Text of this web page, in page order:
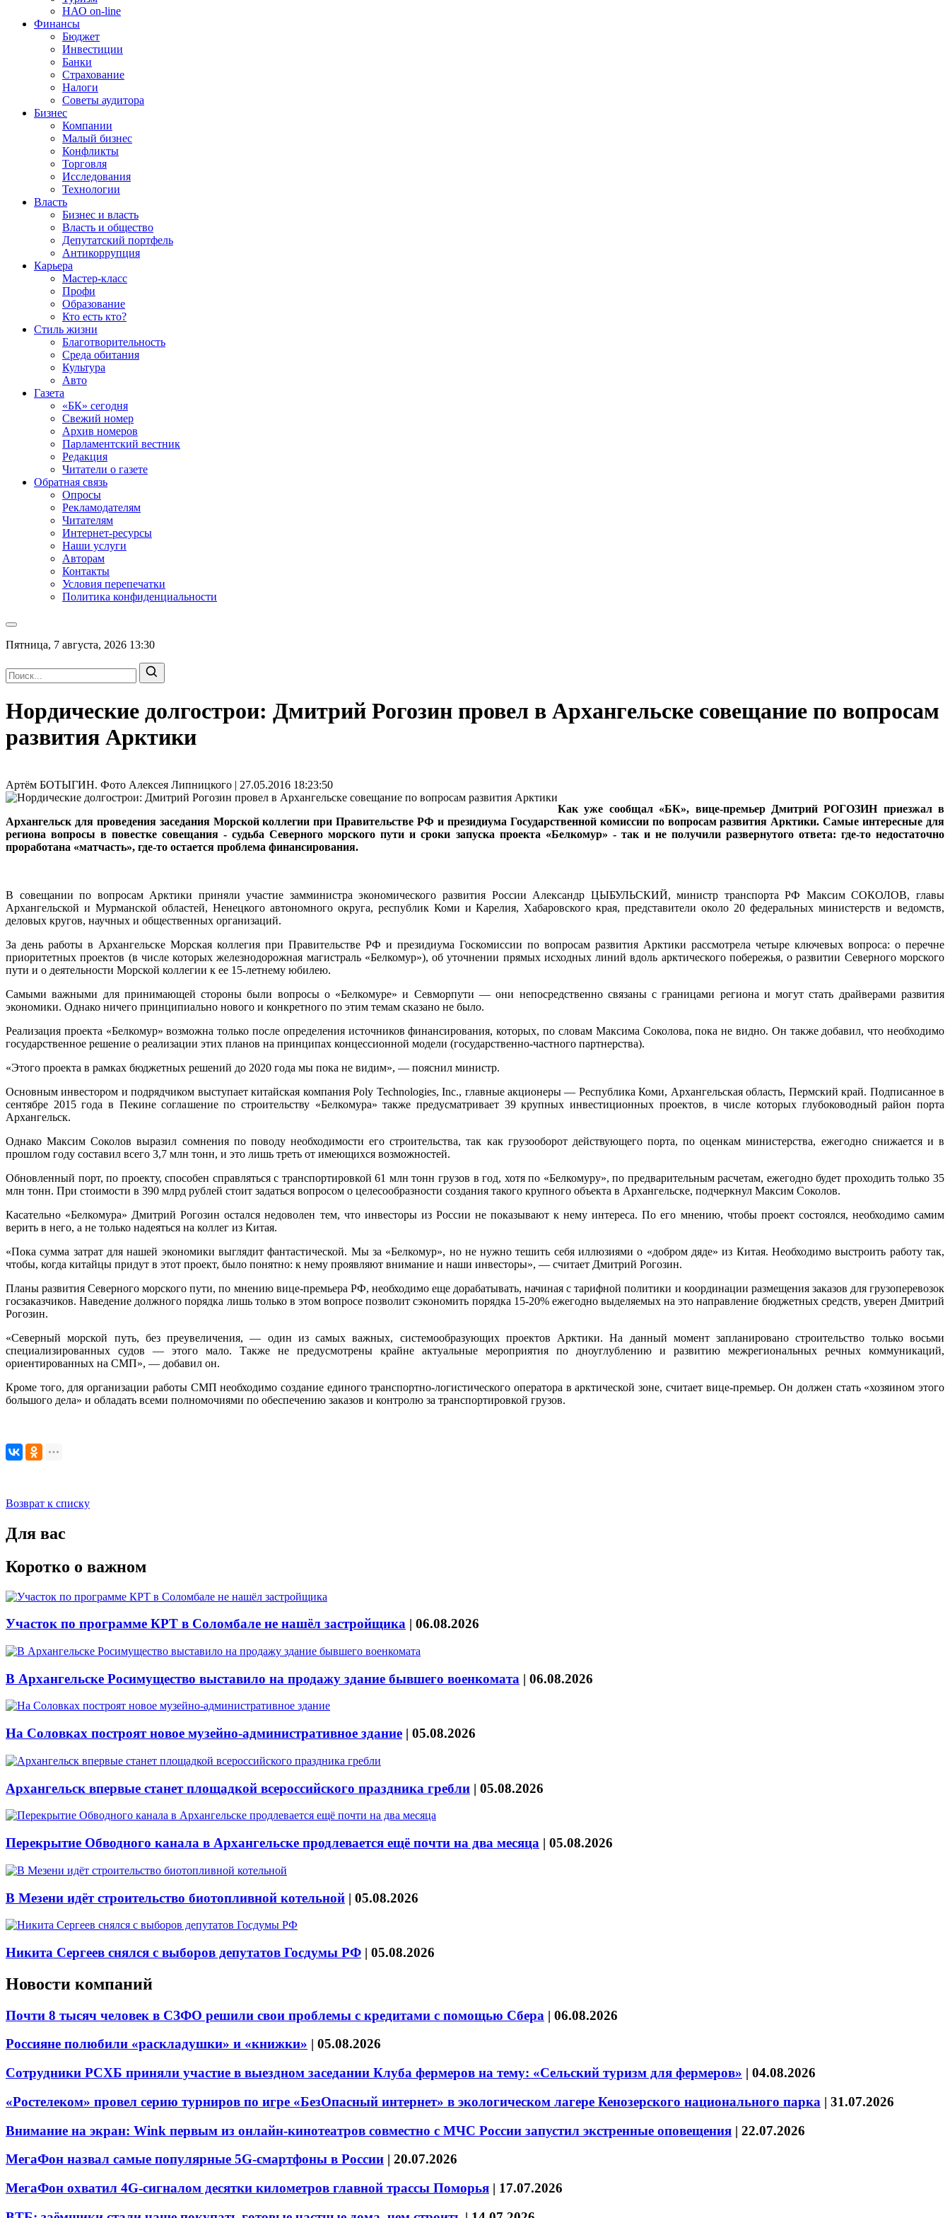
НАО on-line
Финансы
Бюджет
Инвестиции
Банки
Страхование
Налоги
Советы аудитора
Бизнес
Компании
Малый бизнес
Конфликты
Торговля
Исследования
Технологии
Власть
Бизнес и власть
Власть и общество
Депутатский портфель
Антикоррупция
Карьера
Мастер-класс
Профи
Образование
Кто есть кто?
Стиль жизни
Благотворительность
Среда обитания
Культура
Авто
Газета
«БК» сегодня
Свежий номер
Архив номеров
Парламентский вестник
Редакция
Читатели о газете
Обратная связь
Опросы
Рекламодателям
Читателям
Интернет-ресурсы
Наши услуги
Авторам
Контакты
Условия перепечатки
Политика конфиденциальности
Пятница, 7 августа, 2026 13:30
Нордические долгострои: Дмитрий Рогозин провел в Архангельске совещание по вопросам
развития Арктики
Артём БОТЫГИН. Фото Алексея Липницкого | 27.05.2016 18:23:50
Как уже сообщал «БК», вице-премьер Дмитрий РОГОЗИН приезжал в
Архангельск для проведения заседания Морской коллегии при Правительстве РФ и президиума Государственной комиссии по вопросам развития Арктики. Самые интересные для
региона вопросы в повестке совещания - судьба Северного морского пути и сроки запуска проекта «Белкомур» - так и не получили развернутого ответа: где-то недостаточно
проработана «матчасть», где-то остается проблема финансирования.
В совещании по вопросам Арктики приняли участие замминистра экономического развития России Александр ЦЫБУЛЬСКИЙ, министр транспорта РФ Максим СОКОЛОВ, главы
Архангельской и Мурманской областей, Ненецкого автономного округа, республик Коми и Карелия, Хабаровского края, представители около 20 федеральных министерств и ведомств,
деловых кругов, научных и общественных организаций.
За день работы в Архангельске Морская коллегия при Правительстве РФ и президиума Госкомиссии по вопросам развития Арктики рассмотрела четыре ключевых вопроса: о перечне
приоритетных проектов (в числе которых железнодорожная магистраль «Белкомур»), об уточнении прямых исходных линий вдоль арктического побережья, о развитии Северного морского
пути и о деятельности Морской коллегии к ее 15-летнему юбилею.
Самыми важными для принимающей стороны были вопросы о «Белкомуре» и Севморпути — они непосредственно связаны с границами региона и могут стать драйверами развития
экономики. Однако ничего принципиально нового и конкретного по этим темам сказано не было.
Реализация проекта «Белкомур» возможна только после определения источников финансирования, которых, по словам Максима Соколова, пока не видно. Он также добавил, что необходимо
государственное решение о реализации этих планов на принципах концессионной модели (государственно-частного партнерства).
«Этого проекта в рамках бюджетных решений до 2020 года мы пока не видим», — пояснил министр.
Основным инвестором и подрядчиком выступает китайская компания Poly Technologies, Inc., главные акционеры — Республика Коми, Архангельская область, Пермский край. Подписанное в
сентябре 2015 года в Пекине соглашение по строительству «Белкомура» также предусматривает 39 крупных инвестиционных проектов, в числе которых глубоководный район порта
Архангельск.
Однако Максим Соколов выразил сомнения по поводу необходимости его строительства, так как грузооборот действующего порта, по оценкам министерства, ежегодно снижается и в
прошлом году составил всего 3,7 млн тонн, и это лишь треть от имеющихся возможностей.
Обновленный порт, по проекту, способен справляться с транспортировкой 61 млн тонн грузов в год, хотя по «Белкомуру», по предварительным расчетам, ежегодно будет проходить только 35
млн тонн. При стоимости в 390 млрд рублей стоит задаться вопросом о целесообразности создания такого крупного объекта в Архангельске, подчеркнул Максим Соколов.
Касательно «Белкомура» Дмитрий Рогозин остался недоволен тем, что инвесторы из России не показывают к нему интереса. По его мнению, чтобы проект состоялся, необходимо самим
верить в него, а не только надеяться на коллег из Китая.
«Пока сумма затрат для нашей экономики выглядит фантастической. Мы за «Белкомур», но не нужно тешить себя иллюзиями о «добром дяде» из Китая. Необходимо выстроить работу так,
чтобы, когда китайцы придут в этот проект, было понятно: к нему проявляют внимание и наши инвесторы», — считает Дмитрий Рогозин.
Планы развития Северного морского пути, по мнению вице-премьера РФ, необходимо еще дорабатывать, начиная с тарифной политики и координации размещения заказов для грузоперевозок
госзаказчиков. Наведение должного порядка лишь только в этом вопросе позволит сэкономить порядка 15-20% ежегодно выделяемых на это направление бюджетных средств, уверен Дмитрий
Рогозин.
«Северный морской путь, без преувеличения, — один из самых важных, системообразующих проектов Арктики. На данный момент запланировано строительство только восьми
специализированных судов — этого мало. Также не предусмотрены крайне актуальные мероприятия по дноуглублению и развитию межрегиональных речных коммуникаций,
ориентированных на СМП», — добавил он.
Кроме того, для организации работы СМП необходимо создание единого транспортно-логистического оператора в арктической зоне, считает вице-премьер. Он должен стать «хозяином этого
большого дела» и обладать всеми полномочиями по обеспечению заказов и контролю за транспортировкой грузов.
Возврат к списку
Для вас
Коротко о важном
Участок по программе КРТ в Соломбале не нашёл застройщика | 06.08.2026
В Архангельске Росимущество выставило на продажу здание бывшего военкомата | 06.08.2026
На Соловках построят новое музейно-административное здание | 05.08.2026
Архангельск впервые станет площадкой всероссийского праздника гребли | 05.08.2026
Перекрытие Обводного канала в Архангельске продлевается ещё почти на два месяца | 05.08.2026
В Мезени идёт строительство биотопливной котельной | 05.08.2026
Никита Сергеев снялся с выборов депутатов Госдумы РФ | 05.08.2026
Новости компаний
Почти 8 тысяч человек в СЗФО решили свои проблемы с кредитами с помощью Сбера | 06.08.2026
Россияне полюбили «раскладушки» и «книжки» | 05.08.2026
Сотрудники РСХБ приняли участие в выездном заседании Клуба фермеров на тему: «Сельский туризм для фермеров» | 04.08.2026
«Ростелеком» провел серию турниров по игре «БезОпасный интернет» в экологическом лагере Кенозерского национального парка | 31.07.2026
Внимание на экран: Wink первым из онлайн-кинотеатров совместно с МЧС России запустил экстренные оповещения | 22.07.2026
МегаФон назвал самые популярные 5G-смартфоны в России | 20.07.2026
МегаФон охватил 4G-сигналом десятки километров главной трассы Поморья | 17.07.2026